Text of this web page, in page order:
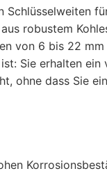
Schlüsselweiten
robustem
von 6 bis 22
Sie erhalten ein
ohne dass Sie